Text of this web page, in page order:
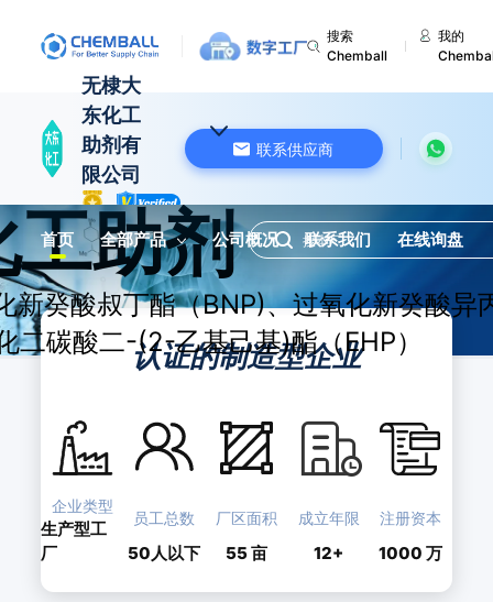
搜索
Chemball
我的
无棣大
东化工
助剂有
限公司
中国 山东
联系供应商
首页 全部产品 公司概况 联系我们 在线询盘
助剂
新癸酸叔丁酯（BNP)、过氧化新癸酸异
二碳酸二-(2-乙基己基)酯（EHP）
认证的制造型企业
企业类型
生产型工
厂
员工总数
50人以下
厂区面积
55亩
成立年限
12+
注册资本
1000 万